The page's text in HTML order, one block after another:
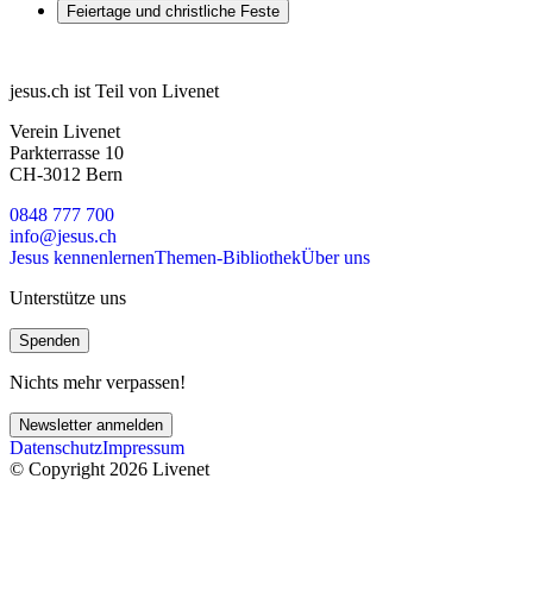
Feiertage und christliche Feste
jesus.ch ist Teil von Livenet
Verein Livenet
Parkterrasse 10
CH-3012 Bern
0848 777 700
info@jesus.ch
Jesus kennenlernenThemen-BibliothekÜber uns
Unterstütze uns
Spenden
Nichts mehr verpassen!
Newsletter anmelden
DatenschutzImpressum
© Copyright 2026 Livenet